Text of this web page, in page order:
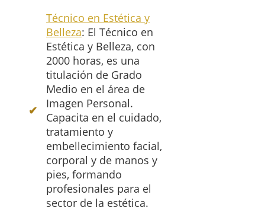
Técnico en Estética y
Belleza: El Técnico en
Estética y Belleza, con
2000 horas, es una
titulación de Grado
Medio en el área de
Imagen Personal.
Capacita en el cuidado,
tratamiento y
embellecimiento facial,
corporal y de manos y
pies, formando
profesionales para el
sector de la estética.